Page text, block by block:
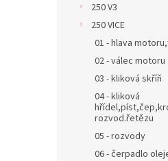
250 V3
250 VICE
01 - hlava
02 - válec motoru
03 - kliková skříň
04 - kliková
rozvod.řetězu
05 - rozvody
06 - čerpadlo